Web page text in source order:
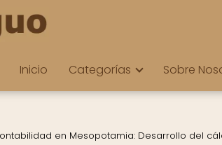
Inicio Categorías Sobre
en Mesopotamia: Desarrollo del